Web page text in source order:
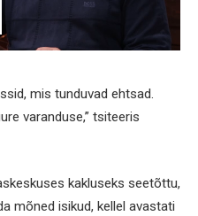
mis tunduvad ehtsad.
varanduse,” tsiteeris
kakluseks seetõttu,
mõned isikud, kellel avastati